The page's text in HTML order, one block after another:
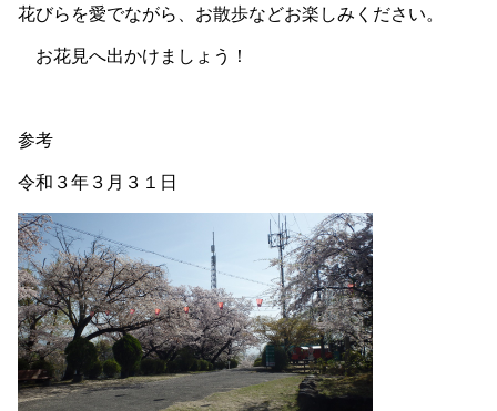
花びらを愛でながら、お散歩などお楽しみください。
お花見へ出かけましょう！
参考
令和３年３月３１日